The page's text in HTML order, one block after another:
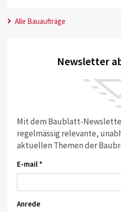
Alle Bauaufträge
Newsletter
Mit dem Baublatt-
regelmässig relevante,
aktuellen Themen der
E-mail *
Anrede